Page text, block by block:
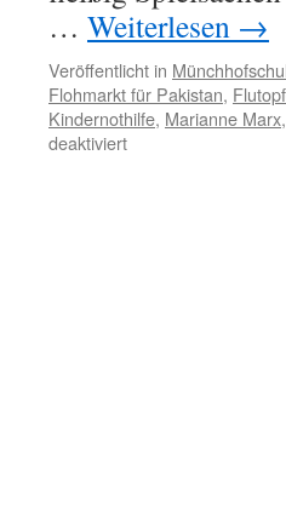
… Weiterlesen →
Veröffentlicht in
Flohmarkt für Pakistan,
Kindernothilfe, Marianne Marx,
deaktiviertfür